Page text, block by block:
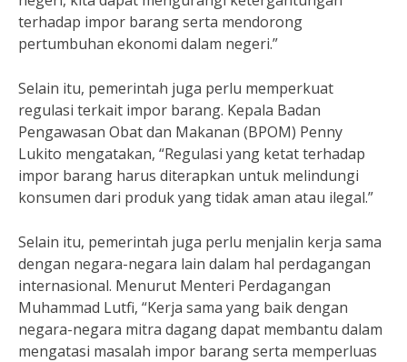
terhadap impor barang serta mendorong
pertumbuhan ekonomi dalam negeri.”
Selain itu, pemerintah juga perlu memperkuat
regulasi terkait impor barang. Kepala Badan
Pengawasan Obat dan Makanan (BPOM) Penny
Lukito mengatakan, “Regulasi yang ketat terhadap
impor barang harus diterapkan untuk melindungi
konsumen dari produk yang tidak aman atau ilegal.”
Selain itu, pemerintah juga perlu menjalin kerja sama
dengan negara-negara lain dalam hal perdagangan
internasional. Menurut Menteri Perdagangan
Muhammad Lutfi, “Kerja sama yang baik dengan
negara-negara mitra dagang dapat membantu dalam
mengatasi masalah impor barang serta memperluas